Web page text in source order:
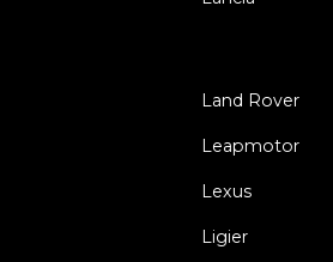
Land Rover
Leapmotor
Lexus
Ligier